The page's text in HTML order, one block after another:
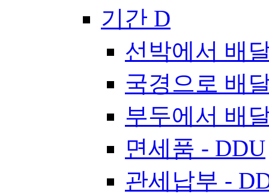
기간 D
선박에서 배
국경으로 배
부두에서 배
면세품 - DDU
관세납부 -